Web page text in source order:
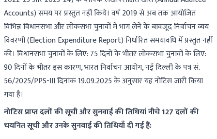
Accounts) समय पर प्रस्तुत नहीं किये। वर्ष 2019 से अब तक आयोजित
विभिन्न विधानसभा और लोकसभा चुनावों में भाग लेने के बावजूद निर्वाचन व्यय
विवरणी (Election Expenditure Report) निर्धारित समयावधि में प्रस्तुत नहीं
की। विधानसभा चुनावों के लिए: 75 दिनों के भीतर लोकसभा चुनावों के लिए:
90 दिनों के भीतर इस कारण, भारत निर्वाचन आयोग, नई दिल्ली के पत्र सं.
56/2025/PPS-III दिनांक 19.09.2025 के अनुसार यह नोटिस जारी किया
गया है।
नोटिस प्राप्त दलों की सूची और सुनवाई की तिथियांनीचे 127 दलों की
चयनित सूची और उनके सुनवाई की तिथियाँ दी गई हैं: